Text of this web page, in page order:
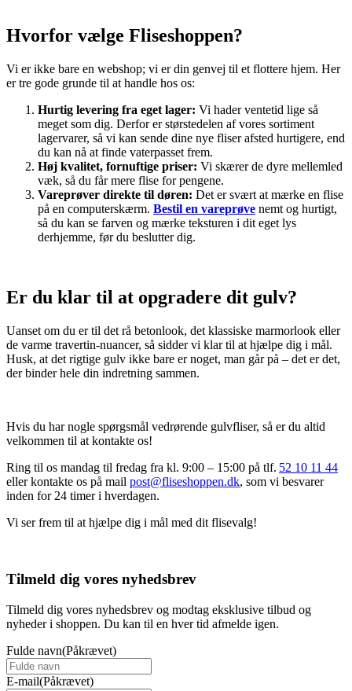
Hvorfor vælge Fliseshoppen?
Vi er ikke bare en webshop; vi er din genvej til et flottere hjem. Her
er tre gode grunde til at handle hos os:
Hurtig levering fra eget lager: Vi hader ventetid lige så
meget som dig. Derfor er størstedelen af vores sortiment
lagervarer, så vi kan sende dine nye fliser afsted hurtigere, end
du kan nå at finde vaterpasset frem.
Høj kvalitet, fornuftige priser: Vi skærer de dyre mellemled
væk, så du får mere flise for pengene.
Vareprøver direkte til døren: Det er svært at mærke en flise
på en computerskærm. Bestil en vareprøve nemt og hurtigt,
så du kan se farven og mærke teksturen i dit eget lys
derhjemme, før du beslutter dig.
Er du klar til at opgradere dit gulv?
Uanset om du er til det rå betonlook, det klassiske marmorlook eller
de varme travertin-nuancer, så sidder vi klar til at hjælpe dig i mål.
Husk, at det rigtige gulv ikke bare er noget, man går på – det er det,
der binder hele din indretning sammen.
Hvis du har nogle spørgsmål vedrørende gulvfliser, så er du altid
velkommen til at kontakte os!
Ring til os mandag til fredag fra kl. 9:00 – 15:00 på tlf. 52 10 11 44
eller kontakte os på mail post@fliseshoppen.dk, som vi besvarer
inden for 24 timer i hverdagen.
Vi ser frem til at hjælpe dig i mål med dit flisevalg!
Tilmeld dig vores nyhedsbrev
Tilmeld dig vores nyhedsbrev og modtag eksklusive tilbud og
nyheder i shoppen. Du kan til en hver tid afmelde igen.
Fulde navn(Påkrævet)
E-mail(Påkrævet)